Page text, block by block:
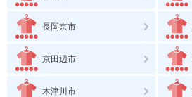
長岡京市
京田辺市
木津川市